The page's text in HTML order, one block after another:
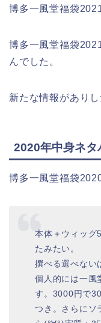
博多一風堂福袋
博多一風堂福袋
んでした。
新たな情報があり
2020年中身ネタ
博多一風堂福袋
本体＋ウィッグ
たみたい。
撰べる選べない
個人的には一風
す。3000円で
つき。さらにソ